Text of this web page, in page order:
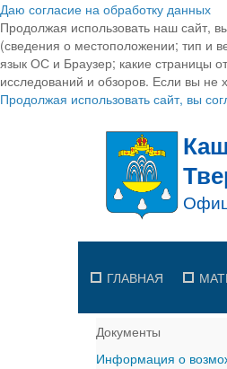
Даю согласие на обработку данных
Продолжая использовать наш сайт,
(сведения о местоположении; тип и
язык ОС и Браузер; какие страницы
исследований и обзоров. Если вы не
Продолжая использовать сайт, вы
ГЛАВНАЯ
Документы
Информация о